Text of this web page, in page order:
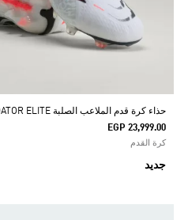
حذاء كرة قدم الملاعب الصلبة PREDATOR ELITE
EGP 23,999.00
كرة القدم
جديد